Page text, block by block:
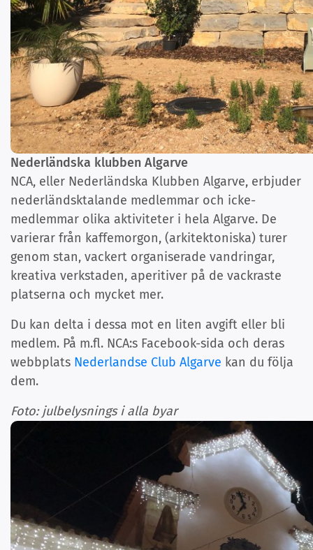
Nederländska klubben Algarve
NCA, eller Nederländska Klubben Algarve, erbjuder
nederländsktalande medlemmar och icke-
medlemmar olika aktiviteter i hela Algarve. De
varierar från kaffemorgon, (arkitektoniska) turer
genom stan, vackert organiserade vandringar,
kreativa verkstaden, aperitiver på de vackraste
platserna och mycket mer.
Du kan delta i dessa mot en liten avgift eller bli
medlem. På m.fl. NCA:s Facebook-sida och deras
webbplats Nederlandse Club Algarve kan du följa
dem.
Foto: julbelysnings i alla byar